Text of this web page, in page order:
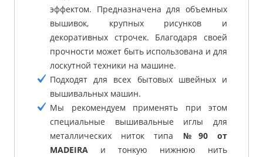
эффектом. Предназначена для объемных
вышивок, крупных рисунков и
декоративных строчек. Благодаря своей
прочности может быть использована и для
лоскутной техники на машине.
Подходят для всех бытовых швейных и
вышивальных машин.
Мы рекомендуем применять при этом
специальные вышивальные иглы для
металлических ниток типа №90 от
MADEIRA и тонкую нижнюю нить